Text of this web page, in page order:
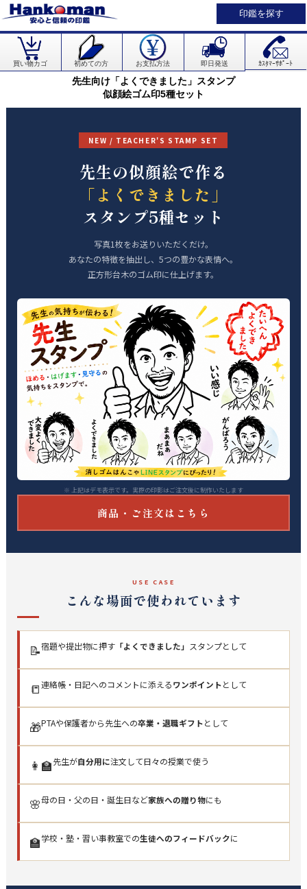
印鑑を探す
買い物カゴ 初めての方 お支払方法 即日発送 ｶｽﾀﾏｰｻﾎﾟｰﾄ
先生向け「よくできました」スタンプ
似顔絵ゴム印5種セット
NEW / TEACHER'S STAMP SET
先生の似顔絵で作る
「よくできました」
スタンプ5種セット
写真1枚をお送りいただくだけ。
あなたの特徴を抽出し、5つの豊かな表情へ。
正方形台木のゴム印に仕上げます。
※ 上記はデモ表示です。実際の印影はご注文後に制作いたします
商品・ご注文はこちら
USE CASE
こんな場面で使われています
📝宿題や提出物に押す「よくできました」 スタンプとして
📒連絡帳・日記へのコメントに添えるワンポイントとして
🎁PTAや保護者から先生への卒業・退職ギフトとして
👩‍🏫先生が自分用に注文して日々の授業で使う
🌸母の日・父の日・誕生日など家族への贈り物にも
🏫学校・塾・習い事教室での生徒へのフィードバックに